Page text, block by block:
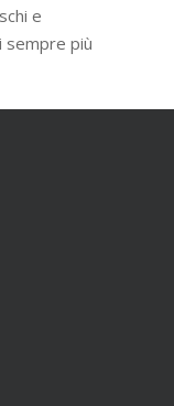
e
sempre più